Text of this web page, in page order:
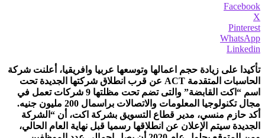
Facebook
X
Pinterest
WhatsApp
Linkedin
تأكيدا على زيادة حجم اعمالها وتوسعها عربيا وافريقيا، أعلنت شركة
الحاسبات المتقدمة ACT عن قرب انطلاق شركتها الجديدة تحت
اسم “اكت القابضة” والتى تضم تحت مظلتها 9 شركات تعمل في
مجال تكنولوجيا المعلومات والاتصالات براسمال 200 مليون جنيه.
أكد حازم منسي، مدير قطاع التسويق بشركة اكت، أن “الشركة
الجديدة سيتم الإعلان عن انطلاقها رسميا قبل نهاية العام الحالي،